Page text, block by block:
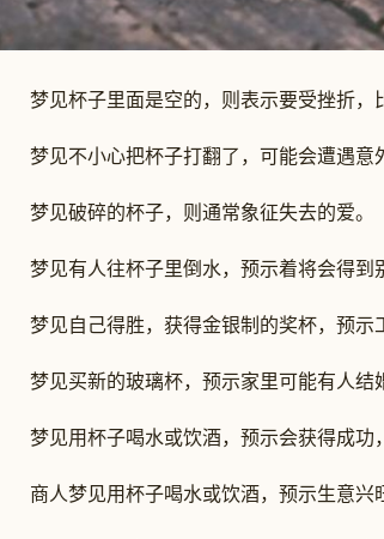
梦见杯子里面是空的，则表示要受挫折，
梦见不小心把杯子打翻了，可能会遭遇意
梦见破碎的杯子，则通常象征失去的爱。
梦见有人往杯子里倒水，预示着将会得到
梦见自己得胜，获得金银制的奖杯，预示
梦见买新的玻璃杯，预示家里可能有人结
梦见用杯子喝水或饮酒，预示会获得成功
商人梦见用杯子喝水或饮酒，预示生意兴